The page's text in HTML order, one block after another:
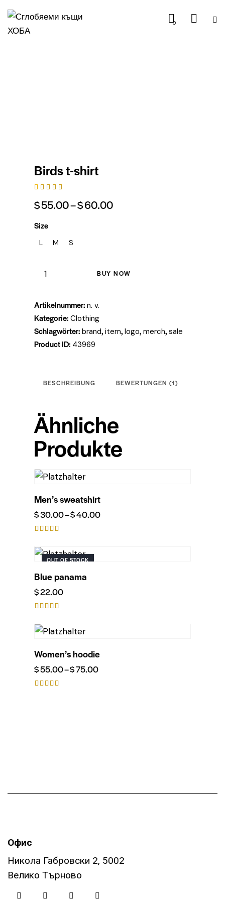
0
Birds t-shirt
mit 5.00
von 5,
d auf
ewertung
$55.00–$60.00
Size
L M S
BUY NOW
Artikelnummer: n. v.
Kategorie: Clothing
Schlagwörter: brand, item, logo, merch, sale
Product ID: 43969
BESCHREIBUNG BEWERTUNGEN (1)
Ähnliche
Produkte
Men’s sweatshirt
$30.00–$40.00
t mit
4.00
von 5
OUT OF STOCK
Blue panama
$22.00
t mit
4.00
Women’s hoodie
$55.00–$75.00
Офис
Никола Габровски 2, 5002
Велико Търново